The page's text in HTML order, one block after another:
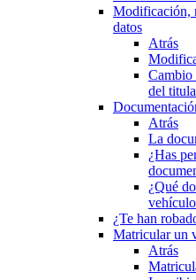
Modificación,
datos
Atrás
Cambio
del
Atrás
La
¿Has
¿Qué
¿Te han
Matricular un
Atrás